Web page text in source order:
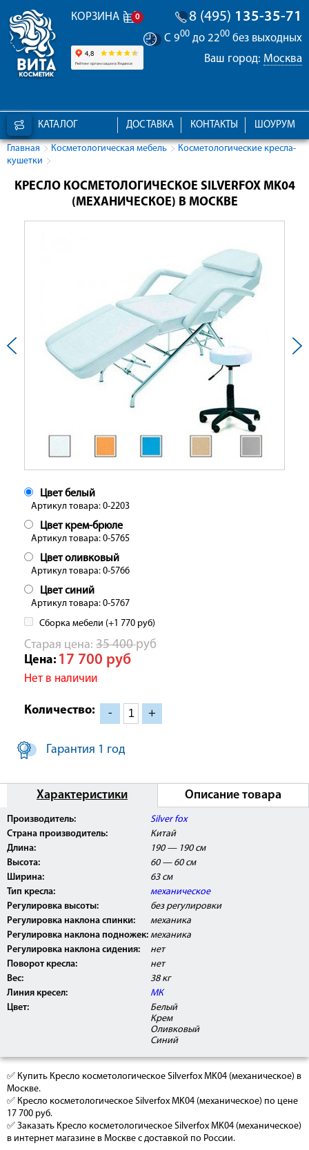
КОРЗИНА 0 8 (495) 135-35-71
С 900 до 2200 без выходных
Ваш город: Москва
КАТАЛОГ ШОУРУМ
КОНТАКТЫ
ДОСТАВКА
Главная Косметологическая мебель
Косметологические кресла-
кушетки
КРЕСЛО КОСМЕТОЛОГИЧЕСКОЕ SILVERFOX MK04
(МЕХАНИЧЕСКОЕ) В МОСКВЕ
Цвет белый
Артикул товара: 0-2203
Цвет крем-брюле
Артикул товара: 0-5765
Цвет оливковый
Артикул товара: 0-5766
Цвет синий
Артикул товара: 0-5767
Сборка мебели (+1 770 руб)
Cтарая цена: 35 400руб
Цена: 17 700 руб
Нет в наличии
Количество: - +
Гарантия 1 год
Характеристики Описание товара
Производитель:
Silver fox
Страна производитель:
Китай
Длина:
190 — 190 см
Высота:
60 — 60 см
Ширина:
63 см
Тип кресла:
механическое
Регулировка высоты:
без регулировки
Регулировка наклона спинки:
механика
Регулировка наклона подножек: механика
Регулировка наклона сидения:
нет
Поворот кресла:
нет
Вес:
38 кг
Линия кресел:
МК
Цвет:
Белый
Крем
Оливковый
Синий
✅ Купить Кресло косметологическое Silverfox MK04 (механическое) в
Москве.
✅ Кресло косметологическое Silverfox MK04 (механическое) по цене
17 700 руб.
✅ Заказать Кресло косметологическое Silverfox MK04 (механическое)
в интернет магазине в Москве с доставкой по России.